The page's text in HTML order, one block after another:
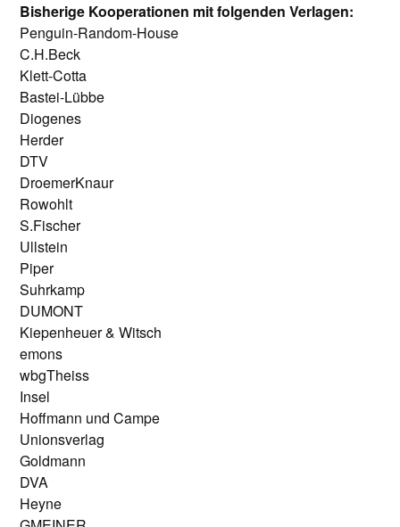
Bisherige Kooperationen mit folgenden Verlagen:
Penguin-Random-House
C.H.Beck
Klett-Cotta
Bastei-Lübbe
Diogenes
Herder
DTV
DroemerKnaur
Rowohlt
S.Fischer
Ullstein
Piper
Suhrkamp
DUMONT
Kiepenheuer & Witsch
emons
wbgTheiss
Insel
Hoffmann und Campe
Unionsverlag
Goldmann
DVA
Heyne